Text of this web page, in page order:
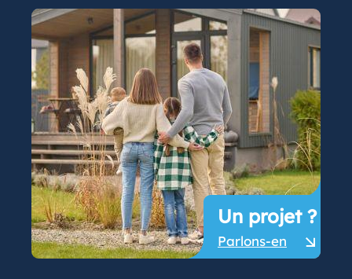
Un projet ?
Parlons-en